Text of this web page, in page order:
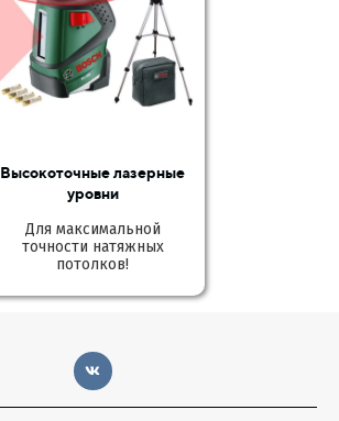
Высокоточные лазерные
уровни
Для максимальной
точности натяжных
потолков!